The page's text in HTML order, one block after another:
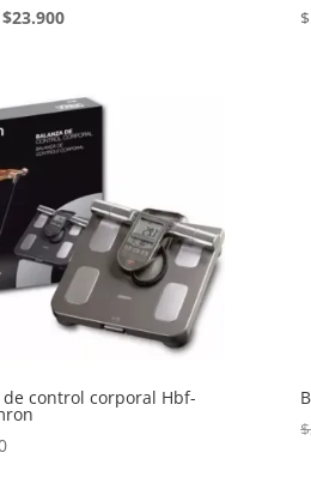
El
era:
$27.900.
$23.900El
es:
$23.900.
$
de control corporal Hbf-
$